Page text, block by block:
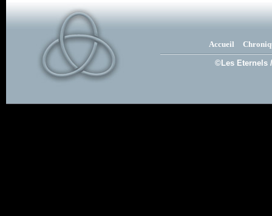
Accueil
©Les Eternels